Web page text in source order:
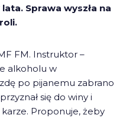
Sprawa wyszła na
FM. Instruktor –
alkoholu w
po pijanemu zabrano
się do winy i
Proponuje, żeby